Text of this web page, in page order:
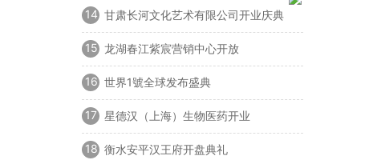
14 甘肃长河文化艺术有限公司开业庆典
15 龙湖春江紫宸营销中心开放
16 世界1號全球发布盛典
17 星德汉（上海）生物医药开业
18 衡水安平汉王府开盘典礼